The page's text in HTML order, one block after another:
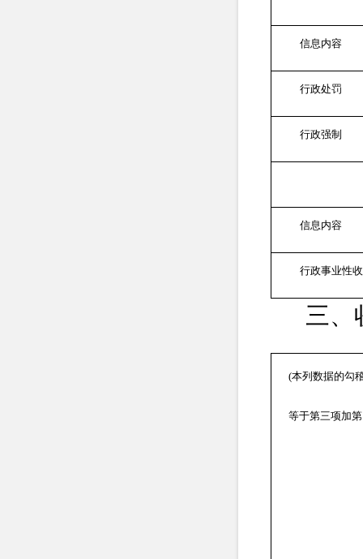
信息内容
行政处罚
行政强制
信息内容
行政事业性
三、
(本列数据的勾
等于第三项加